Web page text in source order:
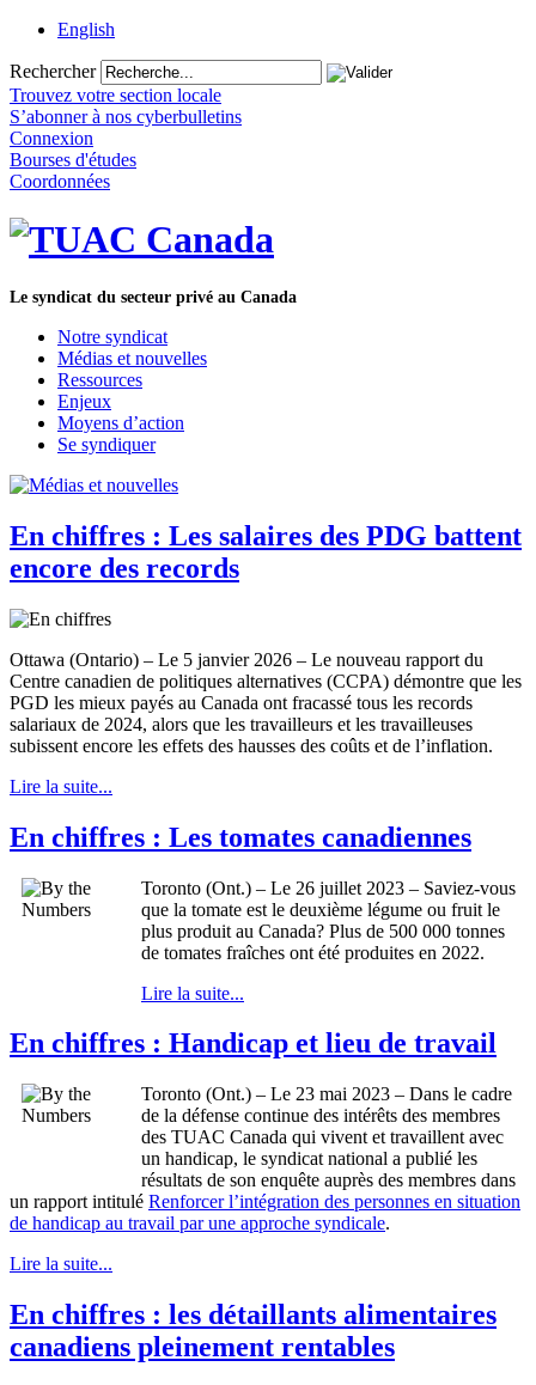
English
Rechercher
Trouvez votre section locale
S’abonner à nos cyberbulletins
Connexion
Bourses d'études
Coordonnées
Le syndicat du secteur privé au Canada
Notre syndicat
Médias et nouvelles
Ressources
Enjeux
Moyens d’action
Se syndiquer
En chiffres : Les salaires des PDG battent
encore des records
Ottawa (Ontario) – Le 5 janvier 2026 – Le nouveau rapport du
Centre canadien de politiques alternatives (CCPA) démontre que les
PGD les mieux payés au Canada ont fracassé tous les records
salariaux de 2024, alors que les travailleurs et les travailleuses
subissent encore les effets des hausses des coûts et de l’inflation.
Lire la suite...
En chiffres : Les tomates canadiennes
Toronto (Ont.) – Le 26 juillet 2023 – Saviez-vous
que la tomate est le deuxième légume ou fruit le
plus produit au Canada? Plus de 500 000 tonnes
de tomates fraîches ont été produites en 2022.
Lire la suite...
En chiffres : Handicap et lieu de travail
Toronto (Ont.) – Le 23 mai 2023 – Dans le cadre
de la défense continue des intérêts des membres
des TUAC Canada qui vivent et travaillent avec
un handicap, le syndicat national a publié les
résultats de son enquête auprès des membres dans
un rapport intitulé Renforcer l’intégration des personnes en situation
de handicap au travail par une approche syndicale.
Lire la suite...
En chiffres : les détaillants alimentaires
canadiens pleinement rentables